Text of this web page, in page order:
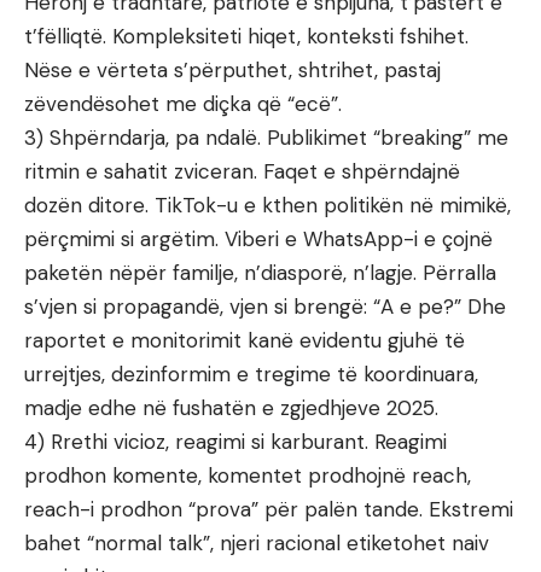
t’fëlliqtë. Kompleksiteti hiqet, konteksti fshihet.
Nëse e vërteta s’përputhet, shtrihet, pastaj
zëvendësohet me diçka që “ecë”.
3) Shpërndarja, pa ndalë. Publikimet “breaking” me
ritmin e sahatit zviceran. Faqet e shpërndajnë
dozën ditore. TikTok-u e kthen politikën në mimikë,
përçmimi si argëtim. Viberi e WhatsApp-i e çojnë
paketën nëpër familje, n’diasporë, n’lagje. Përralla
s’vjen si propagandë, vjen si brengë: “A e pe?” Dhe
raportet e monitorimit kanë evidentu gjuhë të
urrejtjes, dezinformim e tregime të koordinuara,
madje edhe në fushatën e zgjedhjeve 2025.
4) Rrethi vicioz, reagimi si karburant. Reagimi
prodhon komente, komentet prodhojnë reach,
reach-i prodhon “prova” për palën tande. Ekstremi
bahet “normal talk”, njeri racional etiketohet naiv